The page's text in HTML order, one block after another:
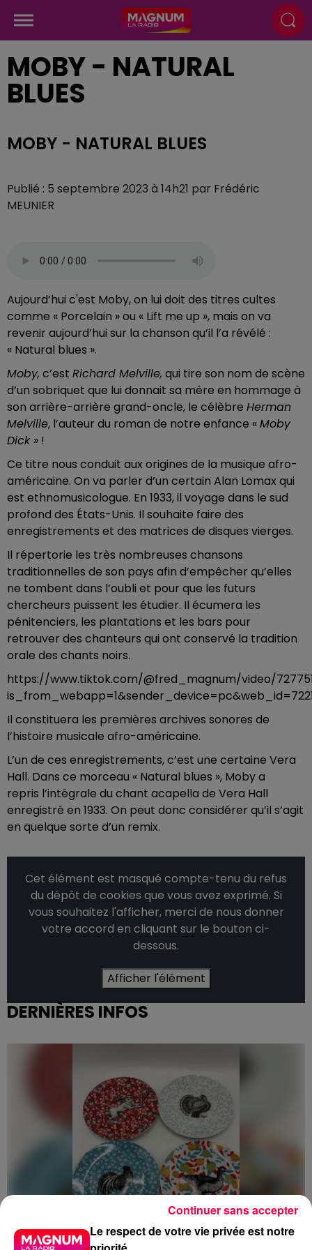
MOBY - NATURAL
BLUES
MOBY - NATURAL BLUES
Publié : 5 septembre 2023 à 14h21 par Frédéric
MEUNIER
Aujourd’hui c'est Moby, on lui doit des titres cultes
comme « Porcelain » ou « Lift me up », mais on va
revenir aujourd’hui sur la chanson qu’il l’a révélé :
« Natural blues ».
Moby, c’est Richard Melville, qui tire son nom de scène
d’un sobriquet que lui donnait sa mère en hommage à
son arrière-arrière grand-oncle, le célèbre Herman
Melville, l’auteur du roman de notre enfance «Moby
Dick » !
Ce titre nous conduit aux origines de la musique afro-
américaine. On va parler d’un certain Alan Lomax qui
est ethnomusicologue. En 1933, il voyage dans le sud
profond des États-Unis. Il souhaite faire des
enregistrements et des matrices de disques vierges.
Il répertorie les très nombreuses chansons
traditionnelles de son pays afin d’empêcher qu’elles
ne tombent dans l’oubli et pour que les futurs
chercheurs puissent les étudier. Il écumera les
pénitenciers, les plantations et les bars pour
retrouver des chanteurs qui ont conservé la tradition
orale des chants noirs.
https://www.tiktok.com/@fred_magnum/video/
Il constituera les premières archives sonores de
l’histoire musicale afro-américaine.
L’un de ces enregistrements, c’est une certaine Vera
Hall. Dans ce morceau « Natural blues », Moby a
repris l’intégrale du chant acapella de Vera Hall
enregistré en 1933. On peut donc considérer qu’il s’agit
en quelque sorte d’un remix.
Cet élément est masqué compte-tenu du refus
du dépôt de cookies que vous avez exprimé. Si
vous souhaitez l'afficher, merci de nous donner
votre accord en cliquant sur le bouton ci-
dessous.
Afficher l'élément
DERNIÈRES INFOS
Le respect de votre vie privée est notre
Continuer sans accepter